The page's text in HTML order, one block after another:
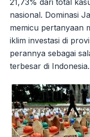
21,73% dari total
nasional. Dominasi
memicu pertanyaan
iklim investasi di
perannya sebagai
terbesar di Indonesia.